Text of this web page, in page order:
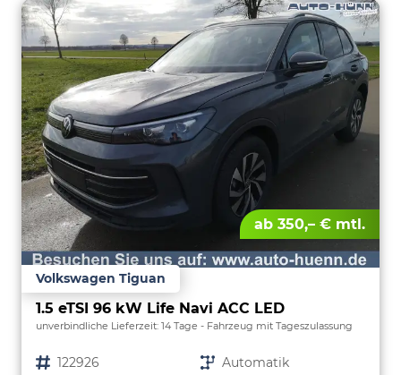
ab 350,– € mtl.
Volkswagen Tiguan
1.5 eTSI 96 kW Life Navi ACC LED
unverbindliche Lieferzeit: 14 Tage Fahrzeug mit Tageszulassung
Fahrzeugnr. 122926 Getriebe Automatik